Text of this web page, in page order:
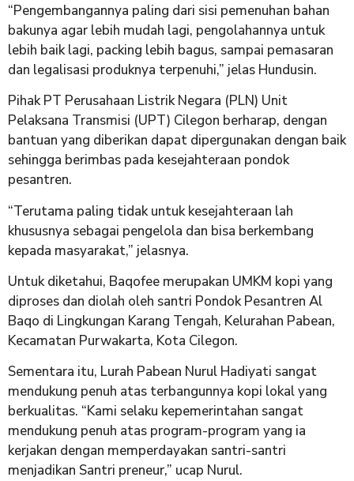
“Pengembangannya paling dari sisi pemenuhan bahan
bakunya agar lebih mudah lagi, pengolahannya untuk
lebih baik lagi, packing lebih bagus, sampai pemasaran
dan legalisasi produknya terpenuhi,” jelas Hundusin.
Pihak PT Perusahaan Listrik Negara (PLN) Unit
Pelaksana Transmisi (UPT) Cilegon berharap, dengan
bantuan yang diberikan dapat dipergunakan dengan baik
sehingga berimbas pada kesejahteraan pondok
pesantren.
“Terutama paling tidak untuk kesejahteraan lah
khususnya sebagai pengelola dan bisa berkembang
kepada masyarakat,” jelasnya.
Untuk diketahui, Baqofee merupakan UMKM kopi yang
diproses dan diolah oleh santri Pondok Pesantren Al
Baqo di Lingkungan Karang Tengah, Kelurahan Pabean,
Kecamatan Purwakarta, Kota Cilegon.
Sementara itu, Lurah Pabean Nurul Hadiyati sangat
mendukung penuh atas terbangunnya kopi lokal yang
berkualitas. “Kami selaku kepemerintahan sangat
mendukung penuh atas program-program yang ia
kerjakan dengan memperdayakan santri-santri
menjadikan Santri preneur,” ucap Nurul.